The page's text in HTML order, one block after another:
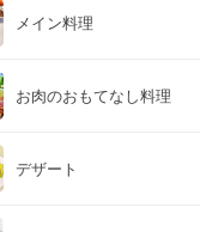
メイン料理
お肉のおもてなし料理
デザート